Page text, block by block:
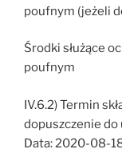
poufnym (jeżeli
Środki służące
poufnym
IV.6.2) Termin
dopuszczenie do
Data: 2020-08-